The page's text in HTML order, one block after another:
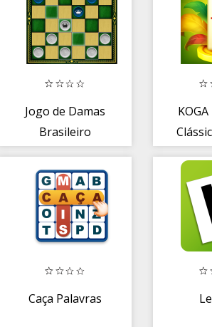
Jogo de Damas
Brasileiro
Caça Palavras